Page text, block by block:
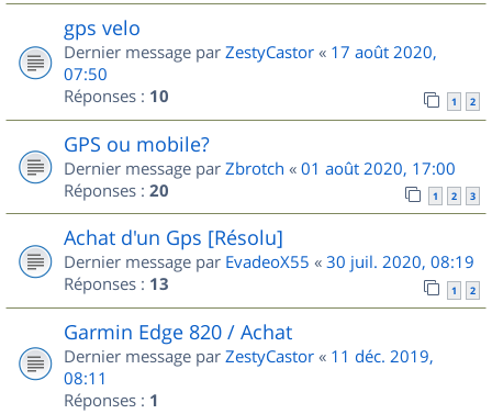
gps velo
Dernier message par ZestyCastor « 17 août 2020,
07:50
Réponses : 10 1 2
GPS ou mobile?
Dernier message par Zbrotch « 01 août 2020, 17:00
Réponses : 20 1 2 3
Achat d'un Gps [Résolu]
Dernier message par EvadeoX55 « 30 juil. 2020, 08:19
Réponses : 13 1 2
Garmin Edge 820 / Achat
Dernier message par ZestyCastor « 11 déc. 2019,
08:11
Réponses : 1